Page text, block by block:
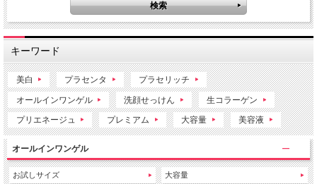
キーワード
美白 プラセンタ プラセリッチ
オールインワンゲル 洗顔せっけん 生コラーゲン
プリエネージュ プレミアム 大容量 美容液
オールインワンゲル
お試しサイズ 大容量